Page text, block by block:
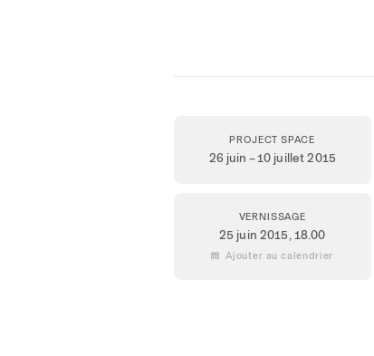
PROJECT SPACE
26 juin – 10 juillet 2015
VERNISSAGE
25 juin 2015,18.00
 Ajouter au calendrier